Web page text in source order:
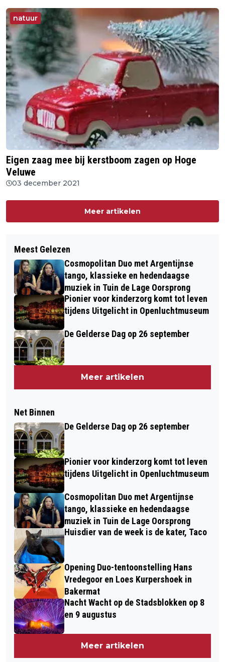
natuur
Eigen zaag mee bij kerstboom zagen op Hoge
Veluwe
03 december 2021
Meer artikelen
Meest Gelezen
Cosmopolitan Duo met Argentijnse
tango, klassieke en hedendaagse
muziek in Tuin de Lage Oorsprong
Pionier voor kinderzorg komt tot leven
tijdens Uitgelicht in Openluchtmuseum
De Gelderse Dag op 26 september
Meer artikelen
Net Binnen
De Gelderse Dag op 26 september
Pionier voor kinderzorg komt tot leven
tijdens Uitgelicht in Openluchtmuseum
Cosmopolitan Duo met Argentijnse
tango, klassieke en hedendaagse
muziek in Tuin de Lage Oorsprong
Huisdier van de week is de kater, Taco
Opening Duo-tentoonstelling Hans
Vredegoor en Loes Kurpershoek in
Bakermat
Nacht Wacht op de Stadsblokken op 8
en 9 augustus
Meer artikelen